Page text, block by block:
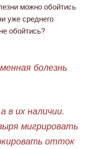
можно обойтись
уже среднего
обойтись?
болезнь
в их наличии.
мигрировать
отток